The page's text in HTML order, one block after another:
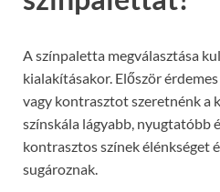
A színpaletta megválasztása
kialakításakor. Először
vagy kontrasztot szeretnénk a
színskála lágyabb, nyugtatóbb
kontrasztos színek élénkséget
sugároznak.